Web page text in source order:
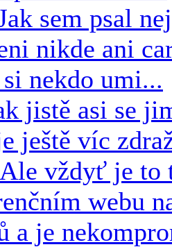
sem psal
nikde ani
nekdo umi...
jistě asi se
ještě víc
vždyť je to
webu
a je